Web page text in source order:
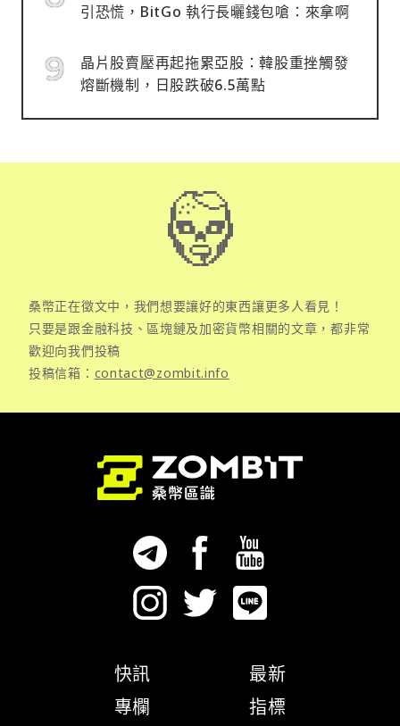
引恐慌，BitGo 執行長曬錢包嗆：來拿啊
晶片股賣壓再起拖累亞股：韓股重挫觸發
熔斷機制，日股跌破6.5萬點
桑幣正在徵文中，我們想要讓好的東西讓更多人看見！
只要是跟金融科技、區塊鏈及加密貨幣相關的文章，都非常
歡迎向我們投稿
投稿信箱： contact@zombit.info
快訊
專欄
最新
指標